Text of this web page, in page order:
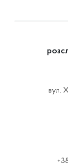
вул.